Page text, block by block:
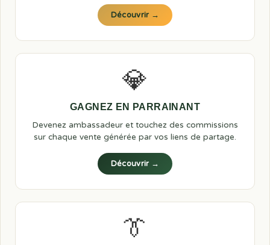
Découvrir →
💎
GAGNEZ EN PARRAINANT
Devenez ambassadeur et touchez des commissions
sur chaque vente générée par vos liens de partage.
Découvrir →
👔